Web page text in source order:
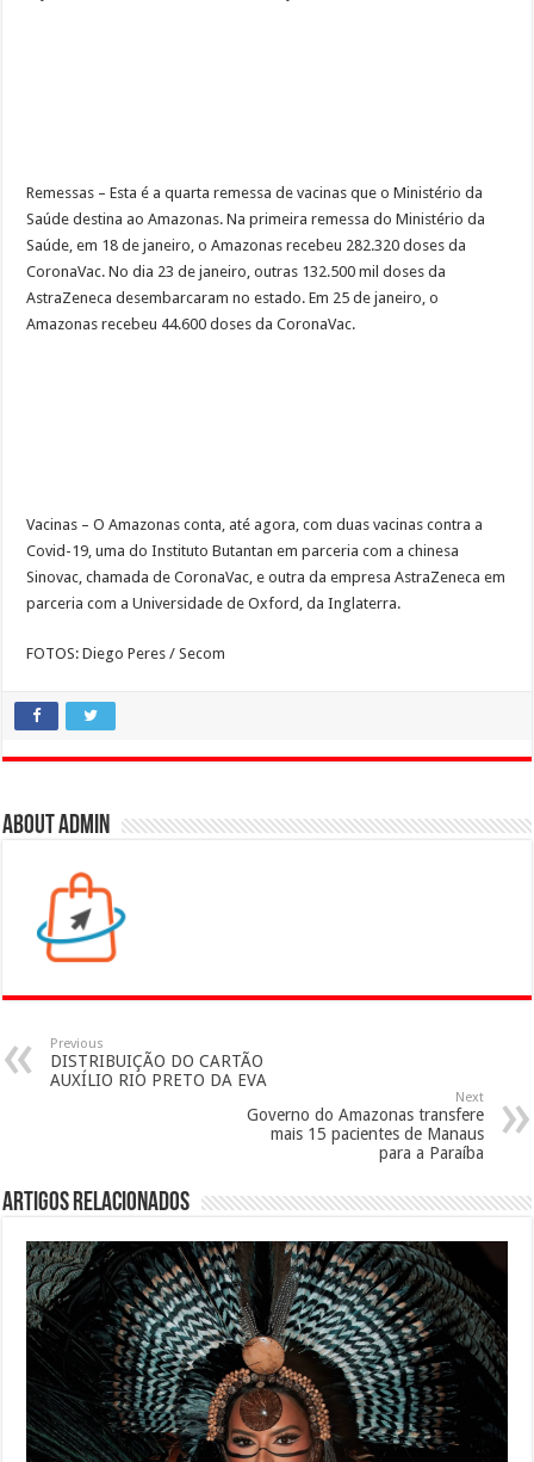
Remessas – Esta é a quarta remessa de vacinas que o Ministério da
Saúde destina ao Amazonas. Na primeira remessa do Ministério da
Saúde, em 18 de janeiro, o Amazonas recebeu 282.320 doses da
CoronaVac. No dia 23 de janeiro, outras 132.500 mil doses da
AstraZeneca desembarcaram no estado. Em 25 de janeiro, o
Amazonas recebeu 44.600 doses da CoronaVac.
Vacinas – O Amazonas conta, até agora, com duas vacinas contra a
Covid-19, uma do Instituto Butantan em parceria com a chinesa
Sinovac, chamada de CoronaVac, e outra da empresa AstraZeneca em
parceria com a Universidade de Oxford, da Inglaterra.
FOTOS: Diego Peres / Secom
About admin
Previous
DISTRIBUIÇÃO DO CARTÃO
AUXÍLIO RIO PRETO DA EVA
Next
Governo do Amazonas transfere
mais 15 pacientes de Manaus
para a Paraíba
Artigos Relacionados